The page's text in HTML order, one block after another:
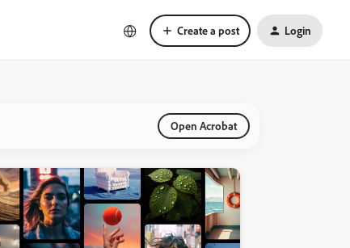
Create a post Login
Open Acrobat